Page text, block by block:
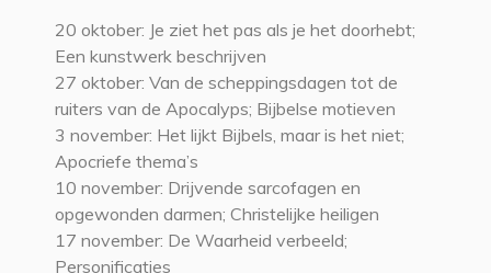
20 oktober: Je ziet het pas als je het doorhebt;
Een kunstwerk beschrijven
27 oktober: Van de scheppingsdagen tot de
ruiters van de Apocalyps; Bijbelse motieven
3 november: Het lijkt Bijbels, maar is het niet;
Apocriefe thema’s
10 november: Drijvende sarcofagen en
opgewonden darmen; Christelijke heiligen
17 november: De Waarheid verbeeld;
Personificaties